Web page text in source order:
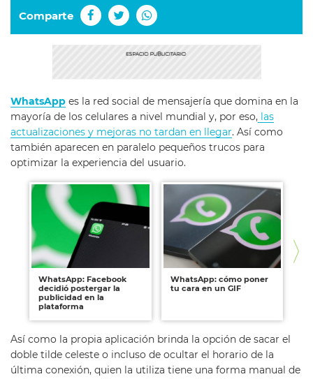
Comparte
WhatsApp es la red social de mensajería que domina en la
mayoría de los celulares a nivel mundial y, por eso, las
actualizaciones y mejoras no tardan en llegar. Así como
también aparecen en paralelo pequeños trucos para
optimizar la experiencia del usuario.
WhatsApp: Facebook
decidió postergar la
publicidad en la
plataforma
WhatsApp: cómo poner
tu cara en un GIF
Así como la propia aplicación brinda la opción de sacar el
doble tilde celeste o incluso de ocultar el horario de la
última conexión, quien la utiliza tiene una forma manual de